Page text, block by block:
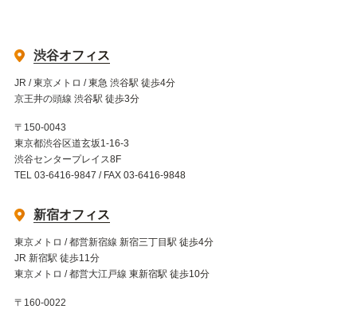
渋谷オフィス
JR / 東京メトロ / 東急 渋谷駅 徒歩4分
京王井の頭線 渋谷駅 徒歩3分
〒150-0043
東京都渋谷区道玄坂1-16-3
渋谷センタープレイス8F
TEL 03-6416-9847 / FAX 03-6416-9848
新宿オフィス
東京メトロ / 都営新宿線 新宿三丁目駅 徒歩4分
JR 新宿駅 徒歩11分
東京メトロ / 都営大江戸線 東新宿駅 徒歩10分
〒160-0022